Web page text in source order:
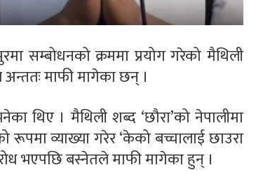
सम्बोधनको क्रममा प्रयोग गरेको मैथिली
माफी मागेका छन् ।
थिए । मैथिली शब्द ‘छौरा’को नेपालीमा
रूपमा व्याख्या गरेर ‘केको बच्चालाई छाउरा
भएपछि बस्नेतले माफी मागेका हुन् ।